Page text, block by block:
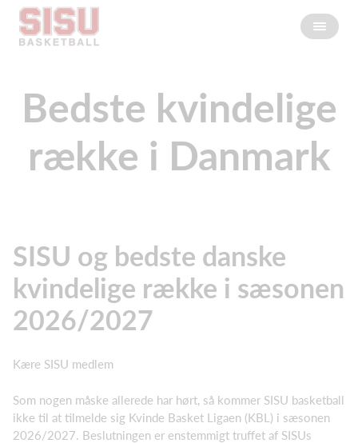
Bedste kvindelige
række i Danmark
SISU og bedste danske
kvindelige række i sæsonen
2026/2027
Kære SISU medlem
Som nogen måske allerede har hørt, så kommer SISU basketball
ikke til at tilmelde sig Kvinde Basket Ligaen (KBL) i sæsonen
2026/2027. Beslutningen er enstemmigt truffet af SISUs